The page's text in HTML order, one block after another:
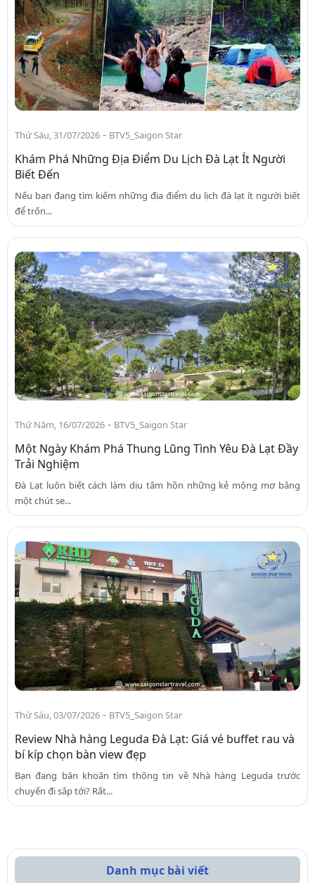
Thứ Sáu, 31/07/2026 - BTV5_Saigon Star
Khám Phá Những Địa Điểm Du Lịch Đà Lạt Ít Người
Biết Đến
Nếu bạn đang tìm kiếm những địa điểm du lịch đà lạt ít người biết
để trốn...
Thứ Năm, 16/07/2026 - BTV5_Saigon Star
Một Ngày Khám Phá Thung Lũng Tình Yêu Đà Lạt Đầy
Trải Nghiệm
Đà Lạt luôn biết cách làm dịu tâm hồn những kẻ mộng mơ bằng
một chút se...
Thứ Sáu, 03/07/2026 - BTV5_Saigon Star
Review Nhà hàng Leguda Đà Lạt: Giá vé buffet rau và
bí kíp chọn bàn view đẹp
Bạn đang băn khoăn tìm thông tin về Nhà hàng Leguda trước
chuyến đi sắp tới? Rất...
Danh mục bài viết